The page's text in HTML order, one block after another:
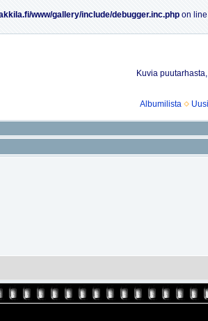
www/gallery/include/debugger.inc.php on line
Kuvia
Albumilista